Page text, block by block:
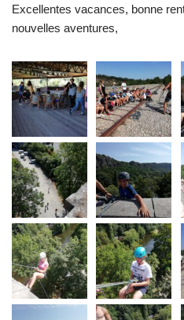
Excellentes vacances, bonne
nouvelles aventures,